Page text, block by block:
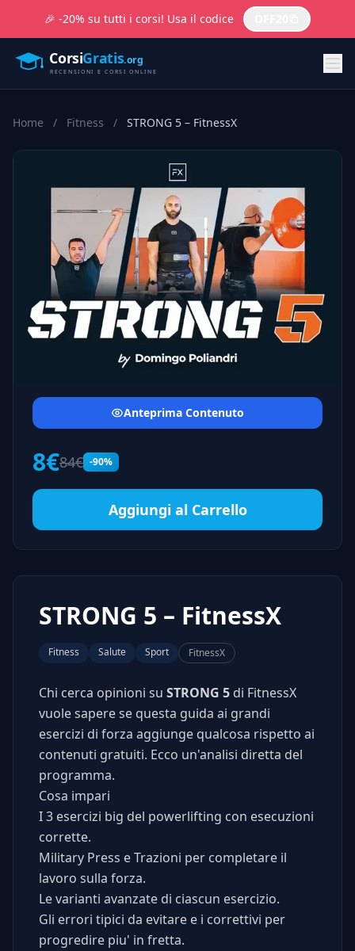
🎉 -20% su tutti i corsi! Usa il codice
Home / Fitness / STRONG 5 – FitnessX
Anteprima Contenuto
8€84€ -90%
Aggiungi al Carrello
STRONG 5 – FitnessX
Fitness Salute Sport FitnessX
Chi cerca opinioni su STRONG 5 di FitnessX
vuole sapere se questa guida ai grandi
esercizi di forza aggiunge qualcosa rispetto ai
contenuti gratuiti. Ecco un'analisi diretta del
programma.
Cosa impari
I 3 esercizi big del powerlifting con esecuzioni
corrette.
Military Press e Trazioni per completare il
lavoro sulla forza.
Le varianti avanzate di ciascun esercizio.
Gli errori tipici da evitare e i correttivi per
progredire piu' in fretta.